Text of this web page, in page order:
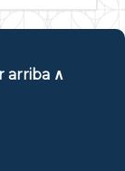
arriba ∧